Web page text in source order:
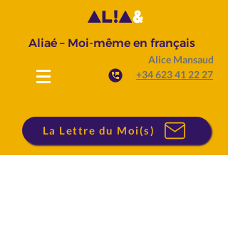
Aliaé – Moi-même en français
Alice Mansaud
+34 623 41 22 27
La Lettre du Moi(s)